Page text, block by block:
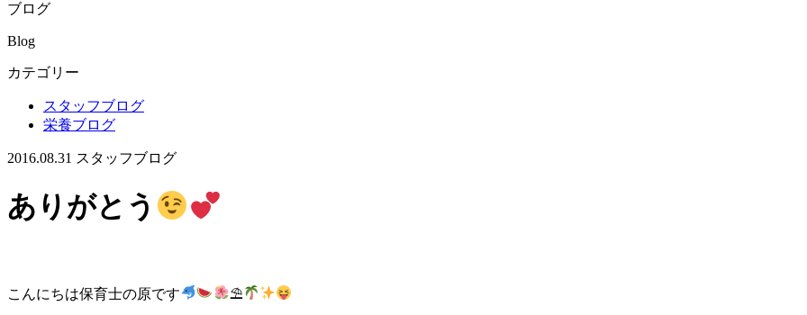
ブログ
Blog
カテゴリー
スタッフブログ
栄養ブログ
2016.08.31 スタッフブログ
ありがとう
こんにちは保育士の原です ⛱